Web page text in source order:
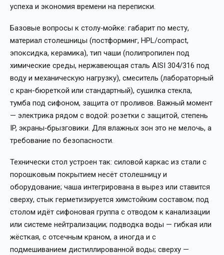
успеха и экономия времени на переписки.
Базовые вопросы к столу‑мойке: габарит по месту,
материал столешницы (постформинг, HPL/compact,
эпоксидка, керамика), тип чаши (полипропилен под
химические среды, нержавеющая сталь AISI 304/316 под
воду и механическую нагрузку), смеситель (лабораторный
с кран-бюреткой или стандартный), сушилка стекла,
тумба под сифоном, защита от проливов. Важный момент
— электрика рядом с водой: розетки с защитой, степень
IP, экраны‑брызговики. Для влажных зон это не мелочь, а
требование по безопасности.
Технически стол устроен так: силовой каркас из стали с
порошковым покрытием несёт столешницу и
оборудование; чаша интегрирована в вырез или ставится
сверху, стык герметизируется химстойким составом; под
столом идёт сифоновая группа с отводом к канализации
или системе нейтрализации; подводка воды — гибкая или
жёсткая, с отсечным краном, а иногда и с
подмешиванием дистиллированной воды; сверху —